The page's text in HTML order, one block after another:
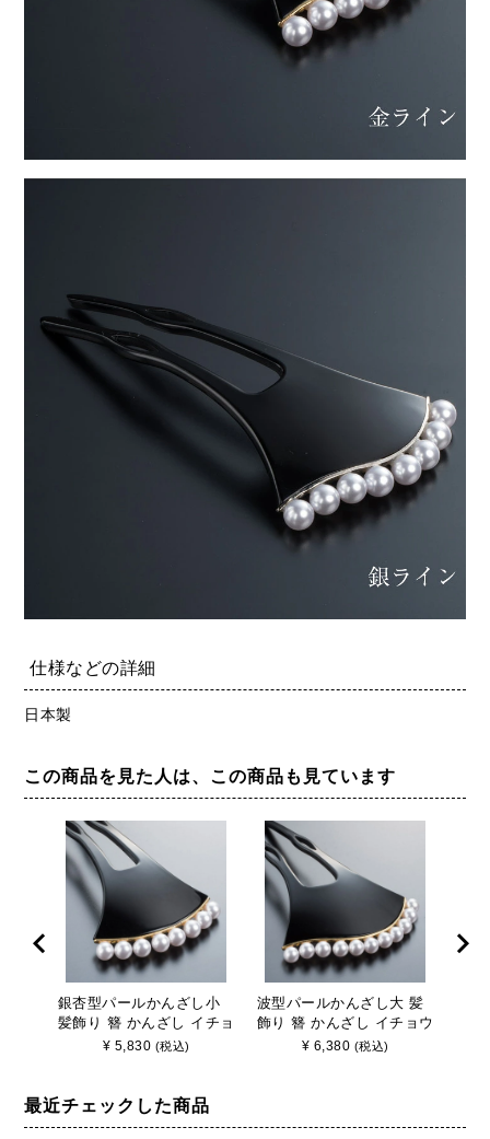
仕様などの詳細
日本製
この商品を見た人は、この商品も見ています
銀杏型パールかんざし小
髪飾り 簪 かんざし イチョ
ウ型 入卒用 着物用髪飾り
¥ 5,830 (税込)
波型パールかんざし大 髪
飾り 簪 かんざし イチョウ
型 入卒用 着物用髪飾り
¥ 6,380 (税込)
最近チェックした商品